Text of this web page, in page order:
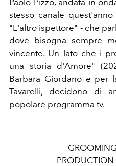
Paolo Pizzo, andata in
stesso canale
"L'altro ispettore" - che
dove bisogna sempre
vincente. Un lato che i
una storia d'Amore"
Barbara Giordano e per
Tavarelli, decidono di
popolare programma tv.
GROOMING
PRODUCTION